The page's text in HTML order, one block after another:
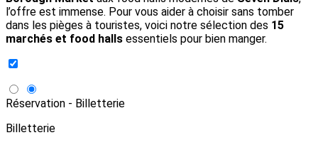
l’offre est immense. Pour vous aider à choisir sans tomber
dans les pièges à touristes, voici notre sélection des 15
marchés et food halls essentiels pour bien manger.
Réservation - Billetterie
Billetterie